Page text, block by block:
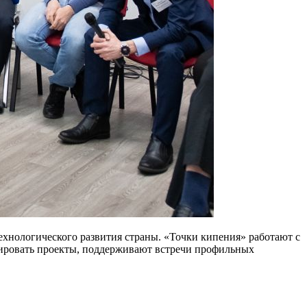
развития страны. «Точки кипения» работают с
проекты, поддерживают встречи профильных